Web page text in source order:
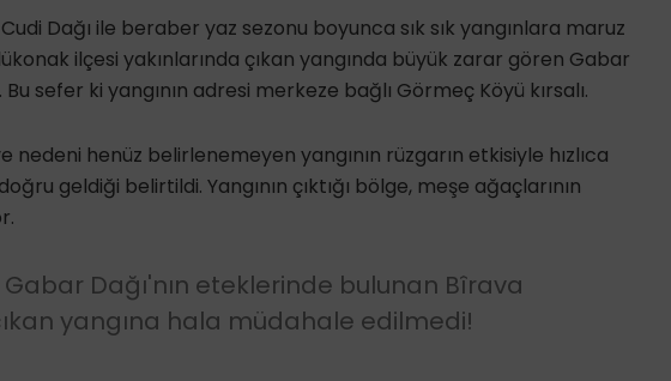
Dağı ile beraber yaz sezonu boyunca sık sık yangınlara maruz
ilçesi yakınlarında çıkan yangında büyük zarar gören Gabar
Bu sefer ki yangının adresi merkeze bağlı Görmeç Köyü kırsalı.
nedeni henüz belirlenemeyen yangının rüzgarın etkisiyle hızlıca
geldiği belirtildi. Yangının çıktığı bölge, meşe ağaçlarının
Gabar Dağı'nın eteklerinde bulunan Bîrava
yangına hala müdahale edilmedi!